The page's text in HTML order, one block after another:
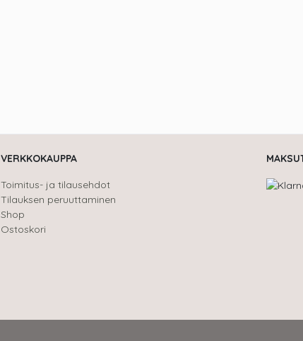
VERKKOKAUPPA
Toimitus- ja tilausehdot
Tilauksen peruuttaminen
Shop
Ostoskori